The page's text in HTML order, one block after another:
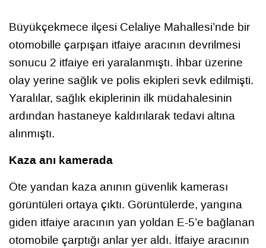
Büyükçekmece ilçesi Celaliye Mahallesi’nde bir
otomobille çarpışan itfaiye aracının devrilmesi
sonucu 2 itfaiye eri yaralanmıştı. İhbar üzerine
olay yerine sağlık ve polis ekipleri sevk edilmişti.
Yaralılar, sağlık ekiplerinin ilk müdahalesinin
ardından hastaneye kaldırılarak tedavi altına
alınmıştı.
Kaza anı kamerada
Öte yandan kaza anının güvenlik kamerası
görüntüleri ortaya çıktı. Görüntülerde, yangına
giden itfaiye aracının yan yoldan E-5’e bağlanan
otomobile çarptığı anlar yer aldı. İtfaiye aracının